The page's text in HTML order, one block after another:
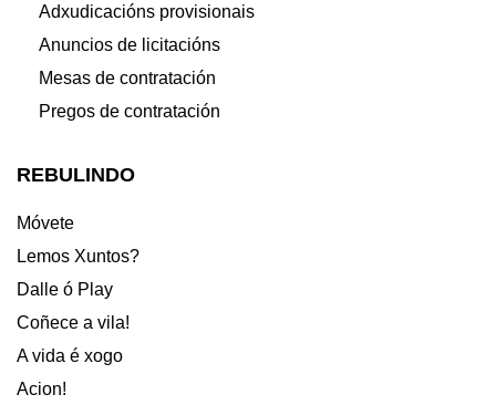
Adxudicacións provisionais
Anuncios de licitacións
Mesas de contratación
Pregos de contratación
REBULINDO
Móvete
Lemos Xuntos?
Dalle ó Play
Coñece a vila!
A vida é xogo
Acion!